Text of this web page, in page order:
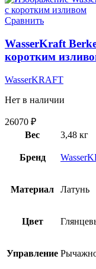
Сравнить
WasserKraft
коротким
WasserKRAFT
Нет в наличии
26070 ₽
Вес
3,48 кг
Бренд
Материал Латунь
Цвет
Управление